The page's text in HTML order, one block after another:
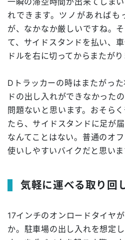
れできます。ツノがあればも
が、なかなか厳しいですね。
て、サイドスタンドを払い、
ドルを右に切ってからまたがり
Dトラッカーの時はまたがっ
ドの出し入れができなかった
問題ないと思います。おそら
たら、サイドスタンドに足が
なんてことはない。普通のオ
使いしやすいバイクだと思いま
気軽に運べる取り回
17インチのオンロードタイヤ
か。駐車場の出し入れを想定